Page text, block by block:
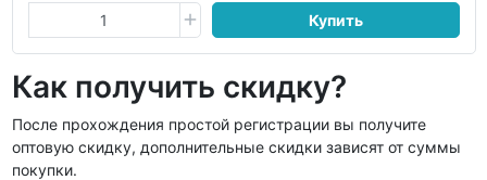
Купить
Как получить скидку?
После прохождения простой регистрации вы получите
оптовую скидку, дополнительные скидки зависят от суммы
покупки.